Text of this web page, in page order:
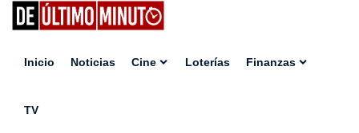
Inicio Noticias Cine Loterías Finanzas
TV